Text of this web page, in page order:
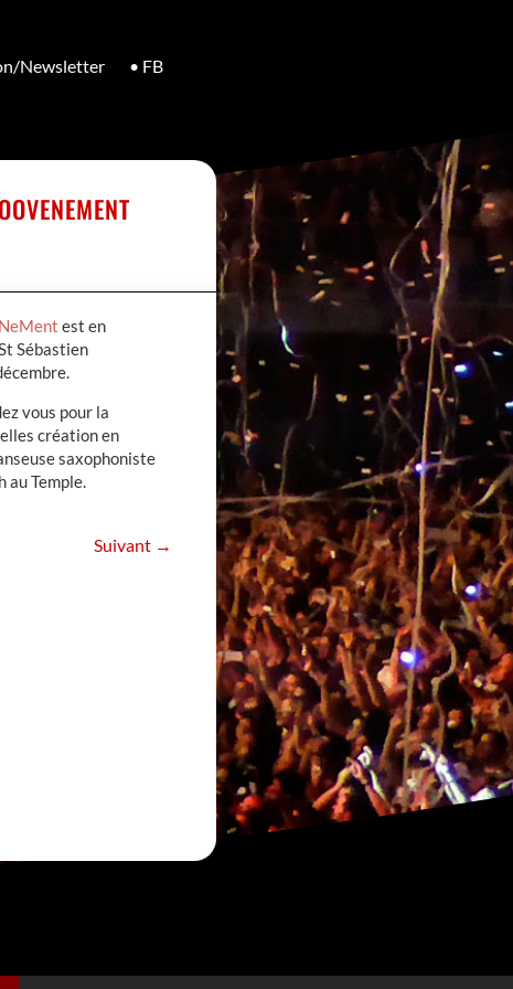
Newsletter • FB
est en
Sébastien
vous pour la
création en
saxophoniste
au Temple.
Suivant →